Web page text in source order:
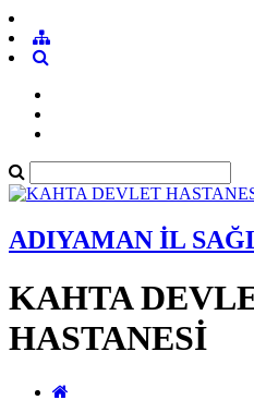
ADIYAMAN İL
KAHTA
HASTANESİ